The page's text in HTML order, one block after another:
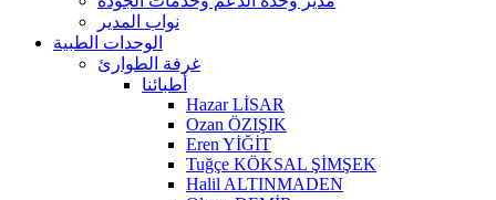
نواب المدير
الوحدات الطبية
غرفة الطوارئ
أطبائنا
Hazar LİSAR
Ozan ÖZIŞIK
Eren YİĞİT
Tuğçe KÖKSAL ŞİMŞEK
Halil ALTINMADEN